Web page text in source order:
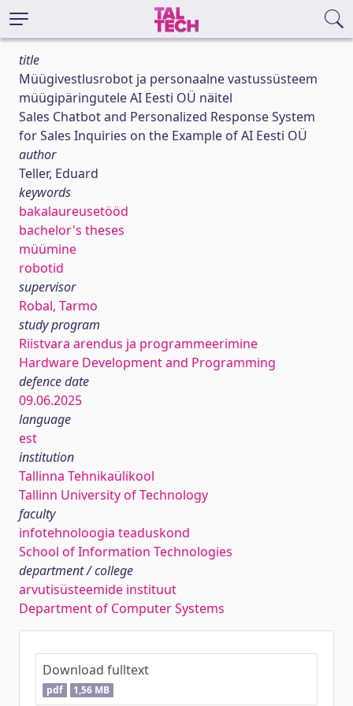
title
Müügivestlusrobot ja personaalne vastussüsteem
müügipäringutele AI Eesti OÜ näitel
Sales Chatbot and Personalized Response System
for Sales Inquiries on the Example of AI Eesti OÜ
author
Teller, Eduard
keywords
bakalaureusetööd
bachelor's theses
müümine
robotid
supervisor
Robal, Tarmo
study program
Riistvara arendus ja programmeerimine
Hardware Development and Programming
defence date
09.06.2025
language
est
institution
Tallinna Tehnikaülikool
Tallinn University of Technology
faculty
infotehnoloogia teaduskond
School of Information Technologies
department / college
arvutisüsteemide instituut
Department of Computer Systems
Download fulltext
pdf 1,56 MB